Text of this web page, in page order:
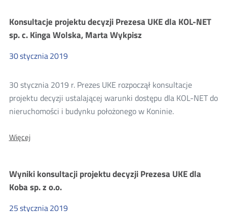
Prezesa
UKE
dla
sp.
Konsultacje projektu decyzji Prezesa UKE dla KOL-NET
sp. c. Kinga Wolska, Marta Wykpisz
30stycznia2019
30 stycznia 2019 r. Prezes UKE rozpoczął konsultacje
projektu decyzji ustalającej warunki dostępu dla KOL-NET do
nieruchomości i budynku położonego w Koninie.
WięcejO:
Prezesa
dla
Wyniki konsultacji projektu decyzji Prezesa UKE dla
Koba sp. z o.o.
25stycznia2019